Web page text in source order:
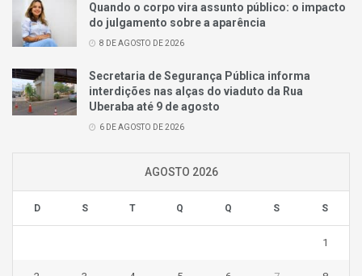
Quando o corpo vira assunto público: o impacto
do julgamento sobre a aparência
8 DE AGOSTO DE 2026
Secretaria de Segurança Pública informa
interdições nas alças do viaduto da Rua
Uberaba até 9 de agosto
6 DE AGOSTO DE 2026
AGOSTO 2026
D S T Q Q S S
1